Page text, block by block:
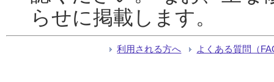
らせに掲載します。
利用される方へ よくある質問（